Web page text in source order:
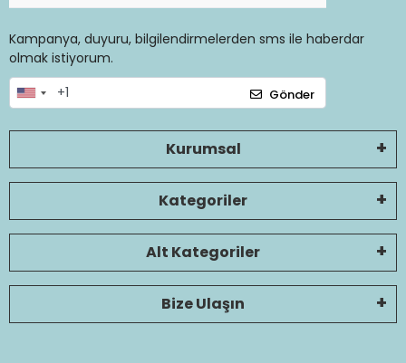
Kampanya, duyuru, bilgilendirmelerden sms ile haberdar
olmak istiyorum.
Gönder
Kurumsal
Kategoriler
Alt Kategoriler
Bize Ulaşın